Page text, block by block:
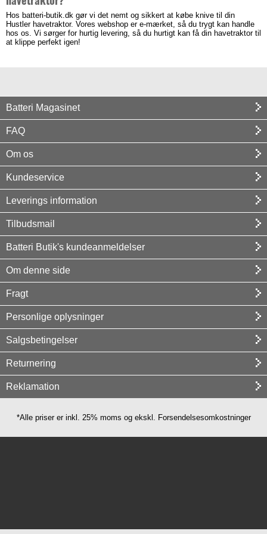
Hos batteri-butik.dk gør vi det nemt og sikkert at købe knive til din
Hustler havetraktor. Vores webshop er e-mærket, så du trygt kan handle
hos os. Vi sørger for hurtig levering, så du hurtigt kan få din havetraktor til
at klippe perfekt igen!
Batteri Magasinet
FAQ
Om os
Kundeservice
Leverings information
Tilbudsmail
Batteri Butik's kundeanmeldelser
Om denne side
Fragt
Personlige oplysninger
Salgsbetingelser
Returnering
Reklamation
*Alle priser er inkl. 25% moms og ekskl. Forsendelsesomkostninger